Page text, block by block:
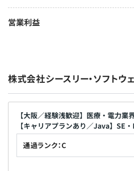
営業利益
株式会社シースリー・ソフト
【大阪／経験浅歓迎】医療・電力業
【キャリアプランあり／Java】SE・
通過ランク：C